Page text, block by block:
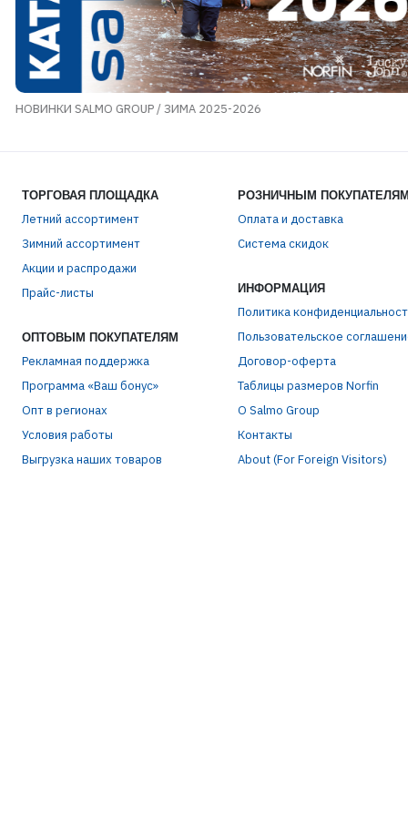
НОВИНКИ SALMO GROUP / ЗИМА 2025-2026
ТОРГОВАЯ ПЛОЩАДКА
Летний ассортимент
Зимний ассортимент
Акции и распродажи
Прайс-листы
ОПТОВЫМ ПОКУПАТЕЛЯМ
Рекламная поддержка
Программа «Ваш бонус»
Опт в регионах
Условия работы
Выгрузка наших товаров
РОЗНИЧНЫМ
Оплата и доставка
Система скидок
ИНФОРМАЦИЯ
Политика
Пользовательское
Договор-оферта
Таблицы размеров Norfin
О Salmo Group
Контакты
About (For Foreign Visitors)